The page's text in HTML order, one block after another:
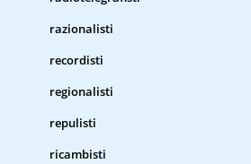
razionalisti
recordisti
regionalisti
repulisti
ricambisti